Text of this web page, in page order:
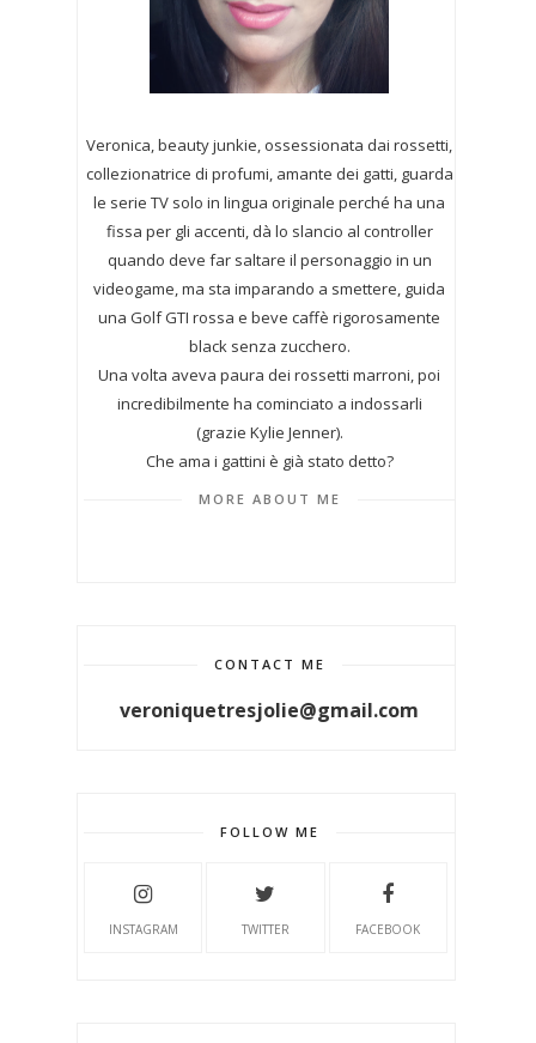
Veronica, beauty junkie, ossessionata dai rossetti,
collezionatrice di profumi, amante dei gatti, guarda
le serie TV solo in lingua originale perché ha una
fissa per gli accenti, dà lo slancio al controller
quando deve far saltare il personaggio in un
videogame, ma sta imparando a smettere, guida
una Golf GTI rossa e beve caffè rigorosamente
black senza zucchero.
Una volta aveva paura dei rossetti marroni, poi
incredibilmente ha cominciato a indossarli
(grazie Kylie Jenner).
Che ama i gattini è già stato detto?
MORE ABOUT ME
CONTACT ME
veroniquetresjolie@gmail.com
FOLLOW ME
INSTAGRAM TWITTER FACEBOOK